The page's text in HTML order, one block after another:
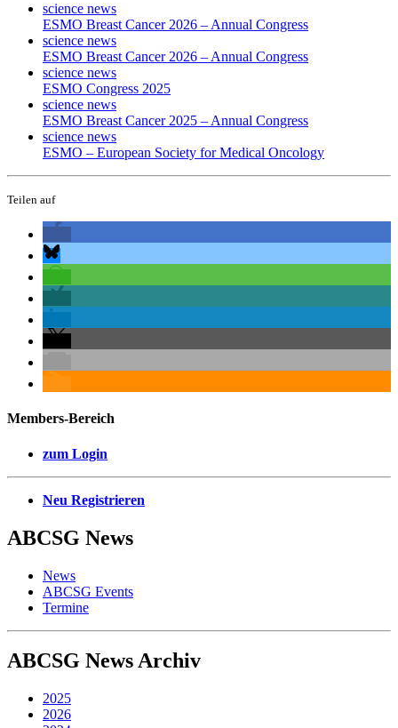
science news
ESMO Breast Cancer 2026 – Annual Congress
science news
ESMO Breast Cancer 2026 – Annual Congress
science news
ESMO Congress 2025
science news
ESMO Breast Cancer 2025 – Annual Congress
science news
ESMO – European Society for Medical Oncology
Teilen auf
Members-Bereich
zum Login
Neu Registrieren
ABCSG News
News
ABCSG Events
Termine
ABCSG News Archiv
2025
2026